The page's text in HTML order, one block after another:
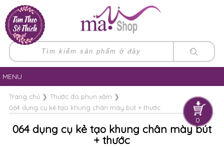
0
MENU
Trang chủ❯ Thước đo phun xăm ❯
064 dụng cụ kẻ tạo khung chân mày bút + thước
064 dụng cụ kẻ tạo khung chân mày bút
+ thước